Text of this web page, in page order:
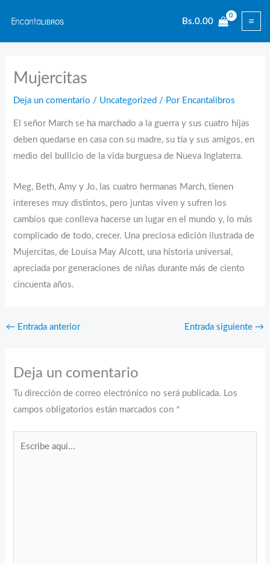
contenido
Bs.0.00
Mujercitas
Deja un comentario / Uncategorized / Por Encantalibros
El señor March se ha marchado a la guerra y sus cuatro hijas
deben quedarse en casa con su madre, su tía y sus amigos, en
medio del bullicio de la vida burguesa de Nueva Inglaterra.
Meg, Beth, Amy y Jo, las cuatro hermanas March, tienen
intereses muy distintos, pero juntas viven y sufren los
cambios que conlleva hacerse un lugar en el mundo y, lo más
complicado de todo, crecer. Una preciosa edición ilustrada de
Mujercitas, de Louisa May Alcott, una historia universal,
apreciada por generaciones de niñas durante más de ciento
cincuenta años.
← Entrada anterior Entrada siguiente →
Deja un comentario
Tu dirección de correo electrónico no será publicada. Los
campos obligatorios están marcados con *